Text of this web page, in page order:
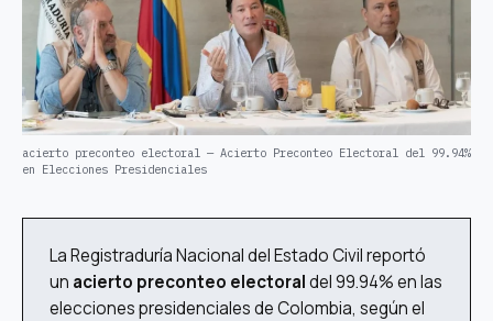
acierto preconteo electoral — Acierto Preconteo Electoral del 99.94%
en Elecciones Presidenciales
La Registraduría Nacional del Estado Civil reportó
un acierto preconteo electoraldel 99.94% en las
elecciones presidenciales de Colombia, según el